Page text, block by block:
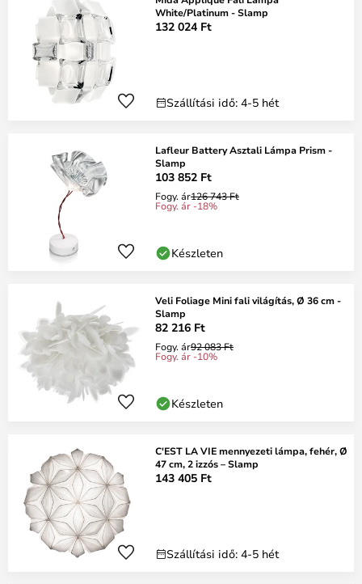
White/Platinum - Slamp
132 024 Ft
Szállítási idő: 4-5 hét
Lafleur Battery Asztali Lámpa Prism -
Slamp
103 852 Ft
Fogy. ár126 743 Ft
Fogy. ár -18%
Készleten
Veli Foliage Mini fali világítás, Ø 36 cm -
Slamp
82 216 Ft
Fogy. ár92 083 Ft
Fogy. ár -10%
Készleten
C'EST LA VIE mennyezeti lámpa, fehér, Ø
47 cm, 2 izzós – Slamp
143 405 Ft
Szállítási idő: 4-5 hét